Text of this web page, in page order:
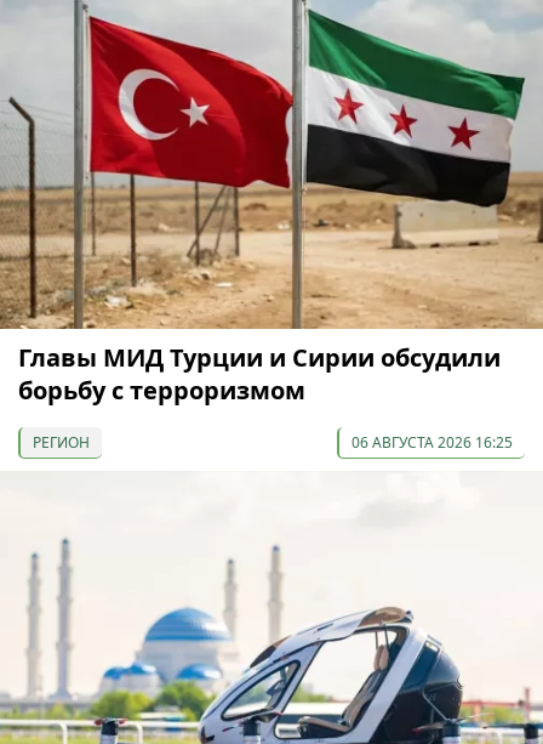
Главы МИД Турции и Сирии обсудили
борьбу с терроризмом
РЕГИОН 06 АВГУСТА 2026 16:25